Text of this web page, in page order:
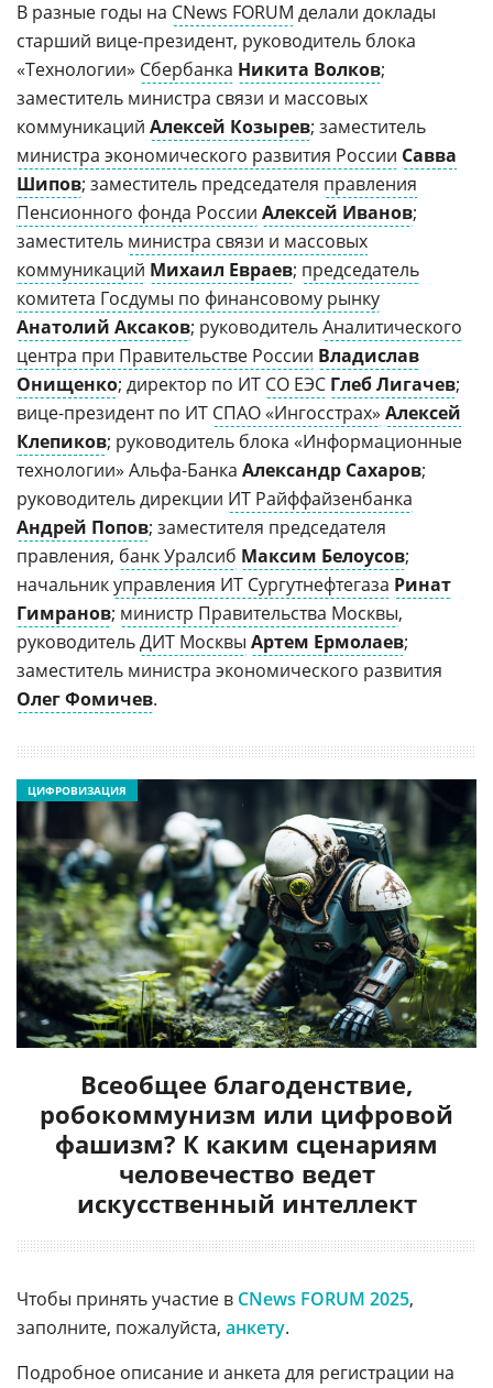
В разные годы на CNews FORUM делали доклады
старший вице-президент, руководитель блока
«Технологии» Сбербанка Никита Волков;
заместитель министра связи и массовых
коммуникаций Алексей Козырев; заместитель
министра экономического развития России Савва
Шипов; заместитель председателя правления
Пенсионного фонда России Алексей Иванов;
заместитель министра связи и массовых
коммуникаций Михаил Евраев; председатель
комитета Госдумы по финансовому рынку
Анатолий Аксаков; руководительАналитического
центра при Правительстве России Владислав
Онищенко; директор по ИТ СО ЕЭС Глеб Лигачев;
вице-президент по ИТ СПАО «Ингосстрах» Алексей
Клепиков; руководитель блока «Информационные
технологии» Альфа-Банка Александр Сахаров;
руководитель дирекции ИТ Райффайзенбанка
Андрей Попов; заместителя председателя
правления, банк Уралсиб Максим Белоусов;
начальникуправления ИТ Сургутнефтегаза Ринат
Гимранов; министр Правительства Москвы,
руководительДИТ Москвы Артем Ермолаев;
заместитель министра экономического развития
Олег Фомичев.
Всеобщее благоденствие,
робокоммунизм или цифровой
фашизм? К каким сценариям
человечество ведет
искусственный интеллект
ЦИФРОВИЗАЦИЯ
Чтобы принять участие в CNews FORUM 2025,
заполните, пожалуйста, анкету.
Подробное описание и анкета для регистрации на